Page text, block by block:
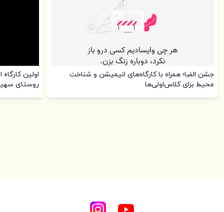
جشن الفبا؛ همراه با کارگاه‌های انیمیشن و شناخت
محیط برای کلاس‌اولی‌ها
اولین
روستای